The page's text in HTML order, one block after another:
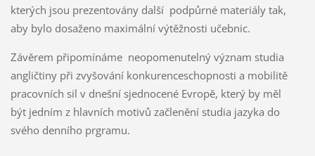
kterých jsou prezentovány další podpůrné materiály tak,
aby bylo dosaženo maximální výtěžnosti učebnic.
Závěrem připomínáme neopomenutelný význam studia
angličtiny při zvyšování konkurenceschopnosti a mobilitě
pracovních sil v dnešní sjednocené Evropě, který by měl
být jedním z hlavních motivů začlenění studia jazyka do
svého denního prgramu.